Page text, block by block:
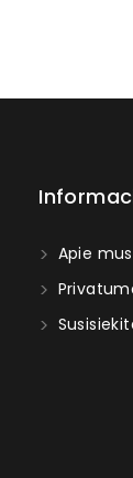
Apie mus